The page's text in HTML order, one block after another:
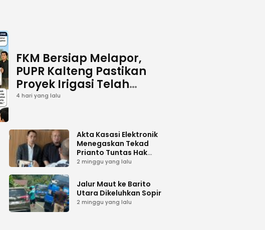
FKM Bersiap Melapor,
PUPR Kalteng Pastikan
Proyek Irigasi Telah
Tuntas
4 hari yang lalu
Akta Kasasi Elektronik
Menegaskan Tekad
Prianto Tuntas Hak
Lahan ke Mahkamah
2 minggu yang lalu
Jalur Maut ke Barito
Utara Dikeluhkan Sopir
2 minggu yang lalu